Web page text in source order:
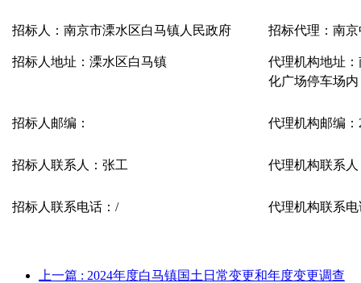
招标人： 南京市溧水区白马镇人民政府
招标人地址：溧水区白马镇
招标代理： 南
代理机构地址：
化广场停车场
招标人邮编： 代理机构邮编：
招标人联系人： 张工 代理机构联系人
招标人联系电话： / 代理机构联系
上一篇 : 2024年度白马镇国土日常变更和年度变更调查